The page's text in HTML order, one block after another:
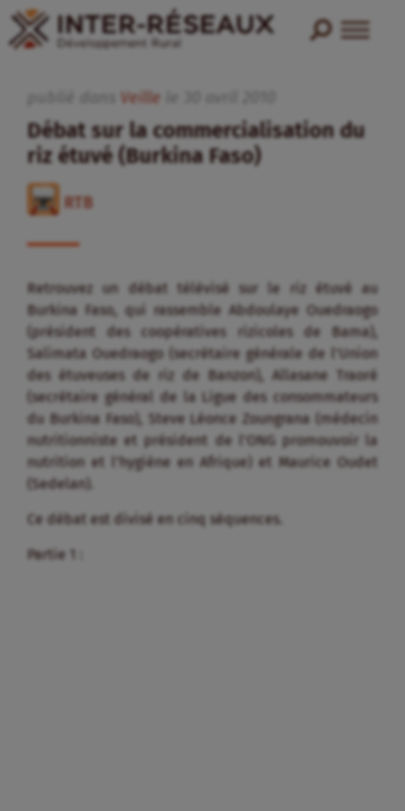
Veille
Débat sur la commercialisation du
riz étuvé (Burkina Faso)
RTB
Retrouvez un débat télévisé sur le riz étuvé au
Burkina Faso, qui rassemble Abdoulaye Ouedraogo
(président des coopératives rizicoles de Bama),
Salimata Ouedraogo (secrétaire générale de l’Union
des étuveuses de riz de Banzon), Allasane Traoré
(secrétaire général de la Ligue des consommateurs
du Burkina Faso), Steve Léonce Zoungrana (médecin
nutritionniste et président de l’ONG promouvoir la
nutrition et l’hygiène en Afrique) et Maurice Oudet
(Sedelan).
Ce débat est divisé en cinq séquences.
Partie 1 :